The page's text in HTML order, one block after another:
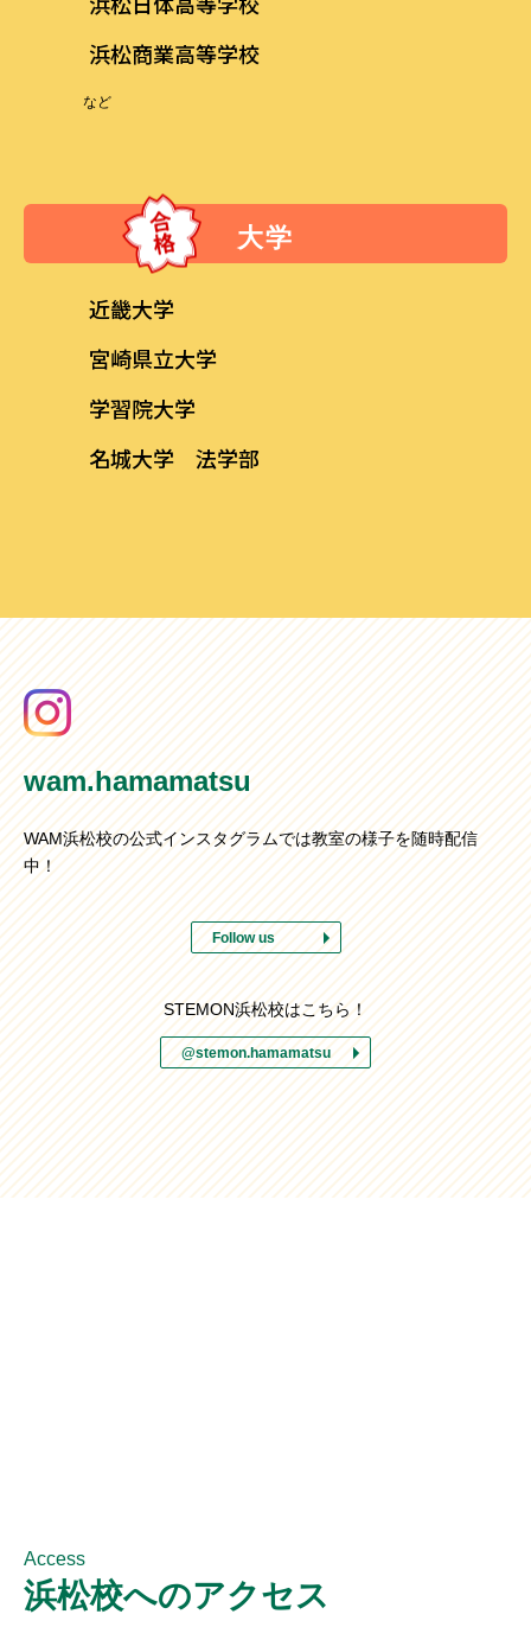
浜松商業高等学校
など
大学
近畿大学
宮崎県立大学
学習院大学
名城大学 法学部
wam.hamamatsu
WAM浜松校の公式インスタグラムでは教室の様子を随時配信
中！
Follow us
STEMON浜松校はこちら！
@stemon.hamamatsu
Access
浜松校へのアクセス